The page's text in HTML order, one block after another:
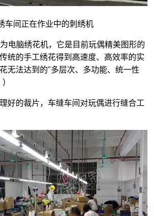
车间正在作业中的刺绣机
为电脑绣花机，它是目前玩偶精美图形的
统的手工绣花得到高速度、高效率的实
无法达到的"多层次、多功能、统一性
好的裁片，车缝车间对玩偶进行缝合工